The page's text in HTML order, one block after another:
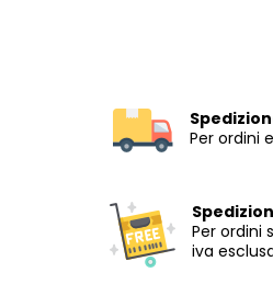
Per ordini
Per ordini
iva